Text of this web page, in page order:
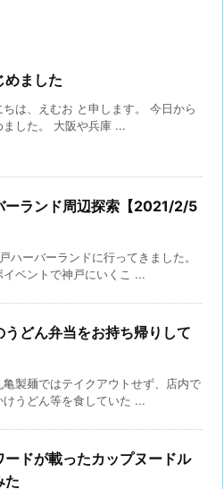
めました
ちは、えむお と申します。 今日から
ました。 大阪や兵庫 ...
ーランド周辺探索【2021/2/5
ハーバーランドに行ってきました。
イベントで神戸にいくこ ...
うどん弁当をお持ち帰りして
亀製麺ではテイクアウトせず、店内で
けうどん等を食していた ...
ードが載ったカップヌードル
た